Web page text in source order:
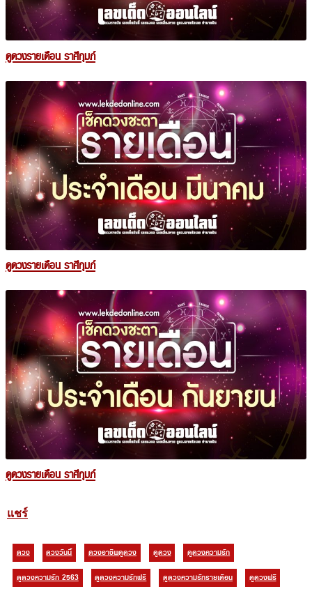
ดูดวงรายเดือน ราศีกุมภ์
ดูดวงรายเดือน ราศีกุมภ์
ดูดวงรายเดือน ราศีกุมภ์
ดูดวงความรัก 2563
ดูดวงความรักฟรี ดูดวงความรักรายเดือน